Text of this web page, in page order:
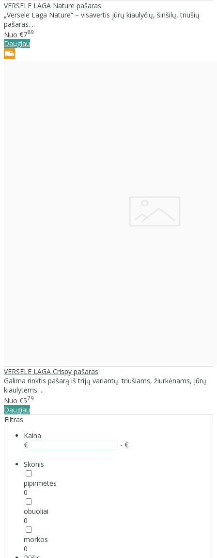
VERSELE LAGA Nature pašaras
„Versele Laga Nature“ – visavertis jūrų kiaulyčių, šinšilų, triušių
pašaras. ..
Nuo €789
Daugiau
VERSELE LAGA Crispy pašaras
Galima rinktis pašarą iš trijų variantų: triušiams, žiurkėnams, jūrų
kiaulytėms. ..
Nuo €579
Daugiau
Filtras
Kaina
€
- €
Skonis
pipirmėtės
0
obuoliai
0
morkos
0